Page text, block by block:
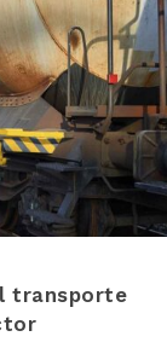
transporte